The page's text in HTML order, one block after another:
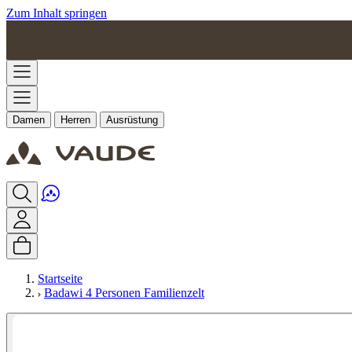
Zum Inhalt springen
Damen Herren Ausrüstung
Startseite
Badawi 4 Personen Familienzelt